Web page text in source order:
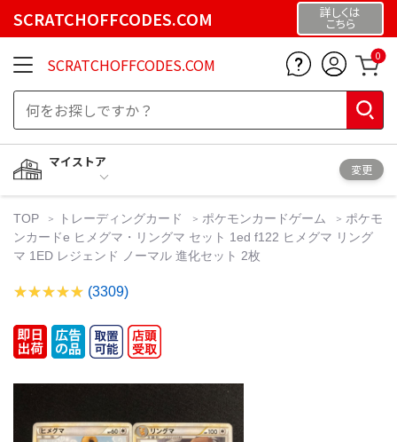
SCRATCHOFFCODES.COM 詳しくは
こちら
SCRATCHOFFCODES.COM 0
マイストア
変更
TOP トレーディングカード ポケモンカードゲーム
ポケモ
ンカードe ヒメグマ・リングマ セット 1ed f122 ヒメグマ リング
マ 1ED レジェンド ノーマル 進化セット 2枚
(3309)